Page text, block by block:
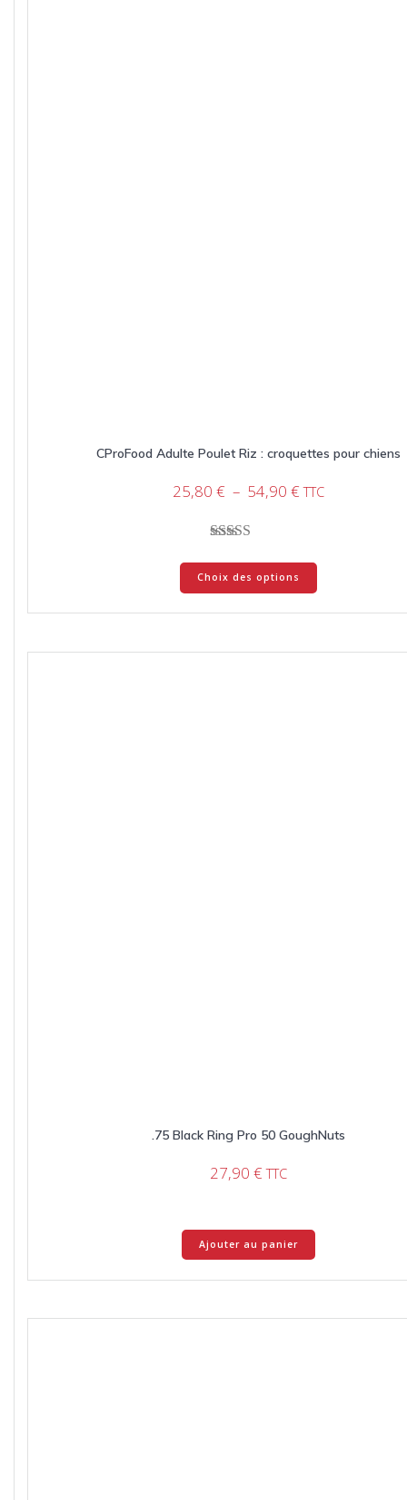
CProFood Adulte Poulet Riz : croquettes pour chiens
25,80€ – 54,90€Plage
à
54,90 €
TTC
5.00
sur 5
Choix des options
Ce
plusieurs
Les
.75 Black Ring Pro 50 GoughNuts
27,90€ TTC
Ajouter au panier